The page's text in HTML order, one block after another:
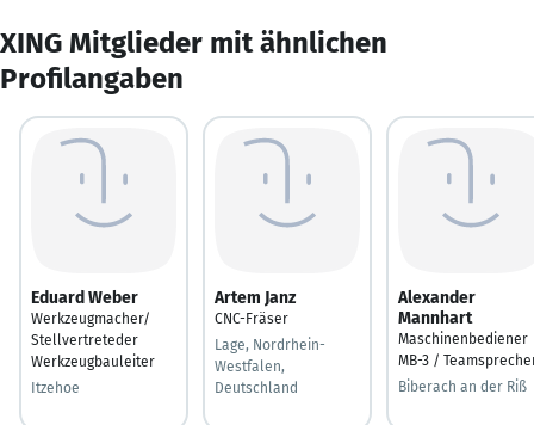
XING Mitglieder mit ähnlichen
Profilangaben
Eduard Weber
Werkzeugmacher/
Stellvertreteder
Werkzeugbauleiter
Itzehoe
Artem Janz
CNC-Fräser
Lage, Nordrhein-
Westfalen,
Deutschland
Alexander
Mannhart
Maschinenbediener
MB-3 /
Biberach an der Riß